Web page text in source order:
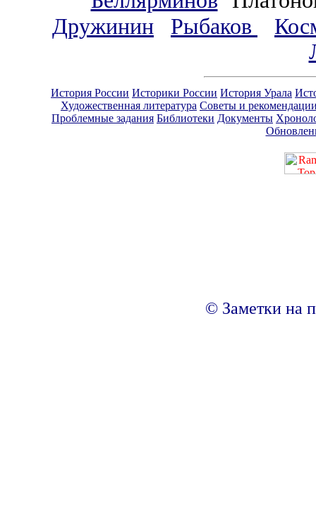
Дружинин
Рыбаков
История России Историки России История Урала
Художественная литература Советы и
Проблемные задания Библиотеки Документы
© Заметки на